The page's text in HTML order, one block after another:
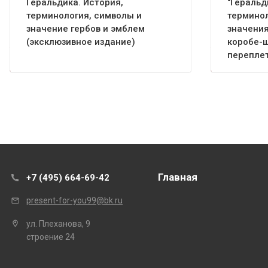
Геральдика. История,
терминология, символы и
значение гербов и эмблем
(эксклюзивное издание)
коробе-
+7 (495) 664-69-42
present-for-you99@bk.ru
ул. Плеханова, 9
строение 24
Главная